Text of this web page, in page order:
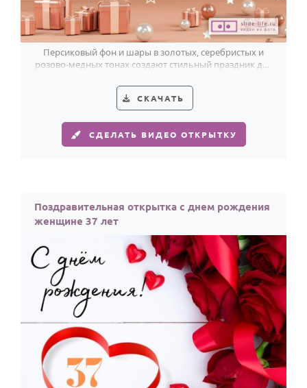
Персиковый фон и шары в золотых, серебристых и
розово-медных тонах создают стильный праздник для
СКАЧАТЬ
СДЕЛАТЬ ВИДЕО ОТКРЫТКУ
Поздравительная открытка с днем рождения
женщине 37 лет